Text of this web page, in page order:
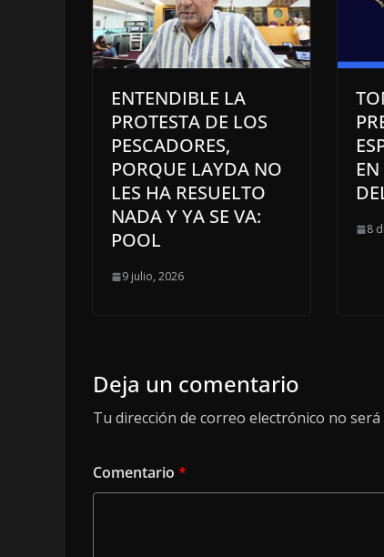
ENTENDIBLE LA
PROTESTA DE LOS
PESCADORES,
PORQUE LAYDA NO
LES HA RESUELTO
NADA Y YA SE VA:
POOL
9 julio, 2026
8
Deja un comentario
Tu dirección de correo electrónico no será
Comentario *